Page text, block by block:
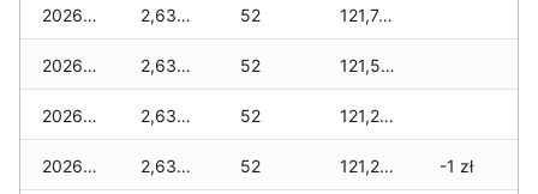
2026-07-13 2,630 zł 52 121,740 zł
2026-07-12 2,630 zł 52 121,580 zł
2026-07-11 2,630 zł 52 121,275 zł
2026-07-10 2,630 zł 52 121,275 zł -1 zł